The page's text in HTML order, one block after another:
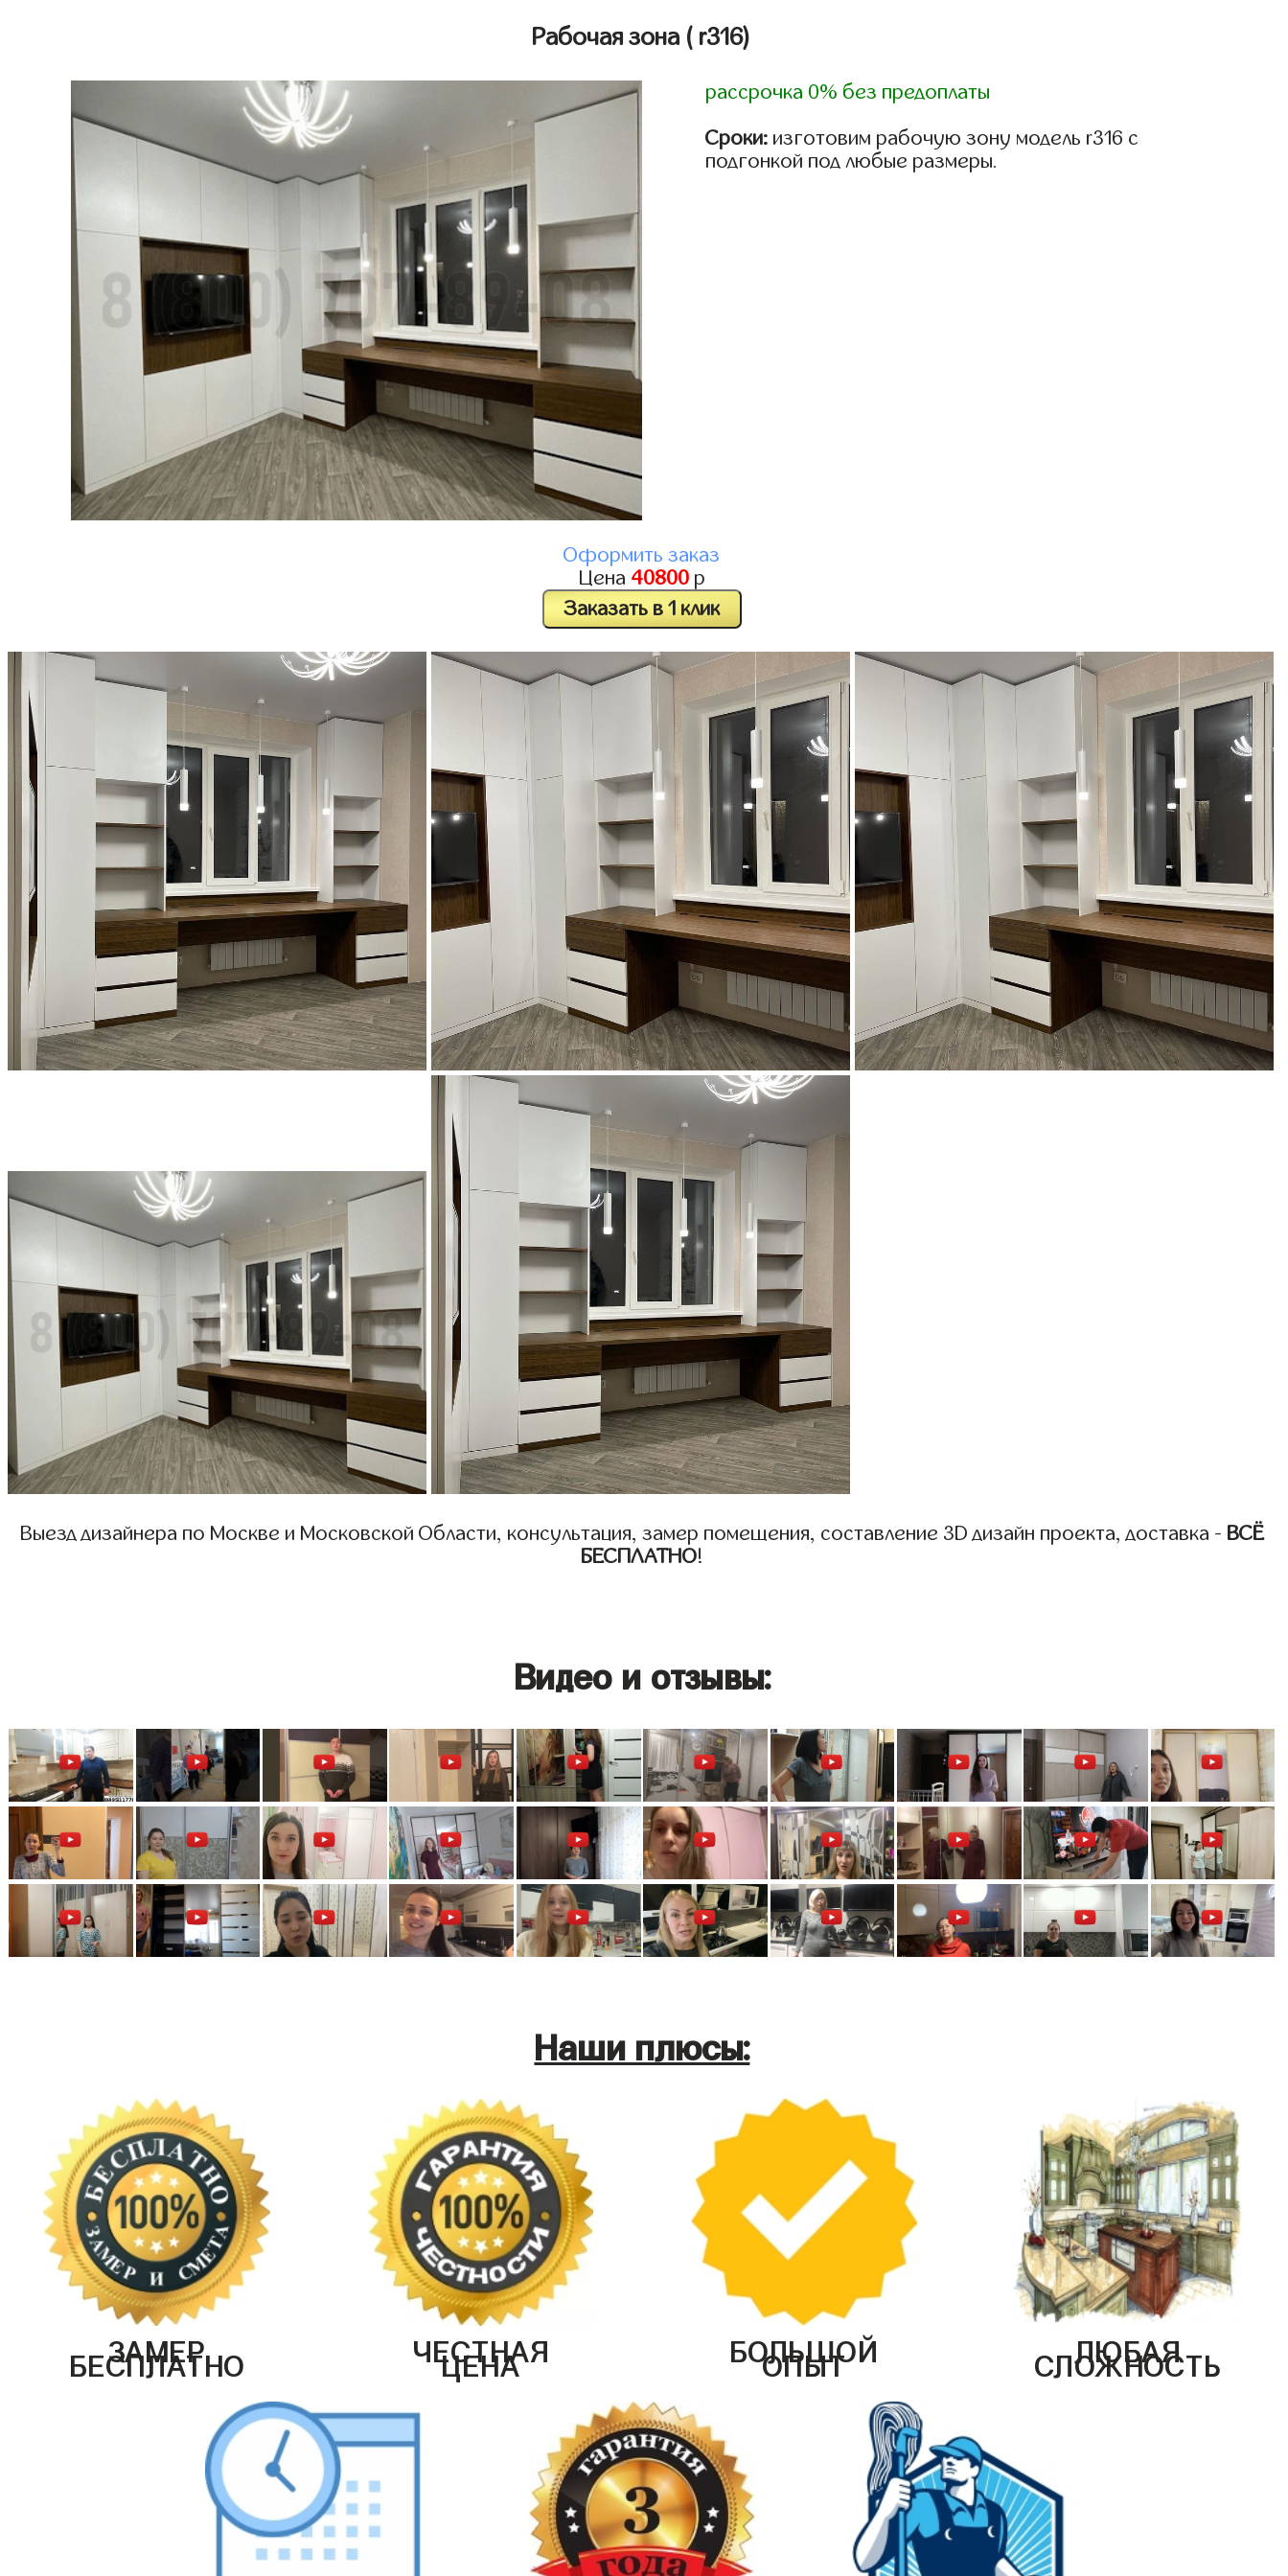
Рабочая зона ( r316)
рассрочка 0% без предоплаты
Сроки: изготовим рабочую зону модель r316 с
подгонкой под любые размеры.
Оформить заказ
Цена 40800р
Заказать в 1 клик
Выезд дизайнера по Москве и Московской Области, консультация, замер помещения, составление 3D дизайн проекта, доставка - ВСЁ
БЕСПЛАТНО!
Видео и отзывы:
Наши плюсы:
ЗАМЕР
БЕСПЛАТНО ЧЕСТНАЯ
ЦЕНА БОЛЬШОЙ
ОПЫТ ЛЮБАЯ
СЛОЖНОСТЬ